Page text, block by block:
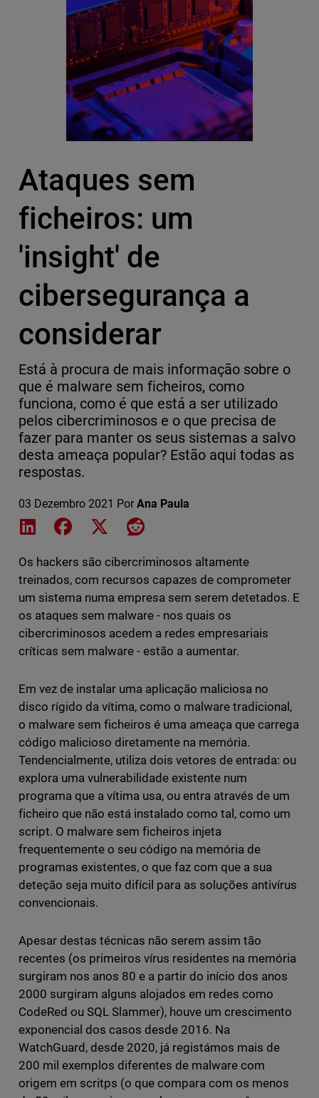
Ataques sem
ficheiros: um
'insight' de
cibersegurança a
considerar
Está à procura de mais informação sobre o
que é malware sem ficheiros, como
funciona, como é que está a ser utilizado
pelos cibercriminosos e o que precisa de
fazer para manter os seus sistemas a salvo
desta ameaça popular? Estão aqui todas as
respostas.
03 Dezembro 2021 Por Ana Paula
Share on LinkedIn
Share on Facebook
Share on XShare on Reddit
Os hackers são cibercriminosos altamente
treinados, com recursos capazes de comprometer
um sistema numa empresa sem serem detetados. E
os ataques sem malware - nos quais os
cibercriminosos acedem a redes empresariais
críticas sem malware - estão a aumentar.
Em vez de instalar uma aplicação maliciosa no
disco rígido da vítima, como o malware tradicional,
o malware sem ficheiros é uma ameaça que carrega
código malicioso diretamente na memória.
Tendencialmente, utiliza dois vetores de entrada: ou
explora uma vulnerabilidade existente num
programa que a vítima usa, ou entra através de um
ficheiro que não está instalado como tal, como um
script. O malware sem ficheiros injeta
frequentemente o seu código na memória de
programas existentes, o que faz com que a sua
deteção seja muito difícil para as soluções antivírus
convencionais.
Apesar destas técnicas não serem assim tão
recentes (os primeiros vírus residentes na memória
surgiram nos anos 80 e a partir do início dos anos
2000 surgiram alguns alojados em redes como
CodeRed ou SQL Slammer), houve um crescimento
exponencial dos casos desde 2016. Na
WatchGuard, desde 2020, já registámos mais de
200 mil exemplos diferentes de malware com
origem em scritps (o que compara com os menos